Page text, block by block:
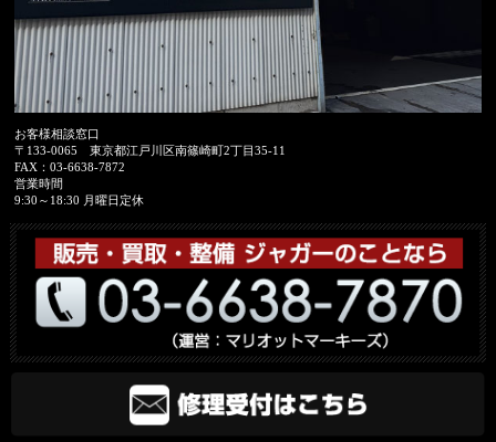
お客様相談窓口
〒133-0065
東京都江戸川区南篠崎町2丁目35-11
FAX：03-6638-7872
営業時間
9:30～18:30 月曜日定休